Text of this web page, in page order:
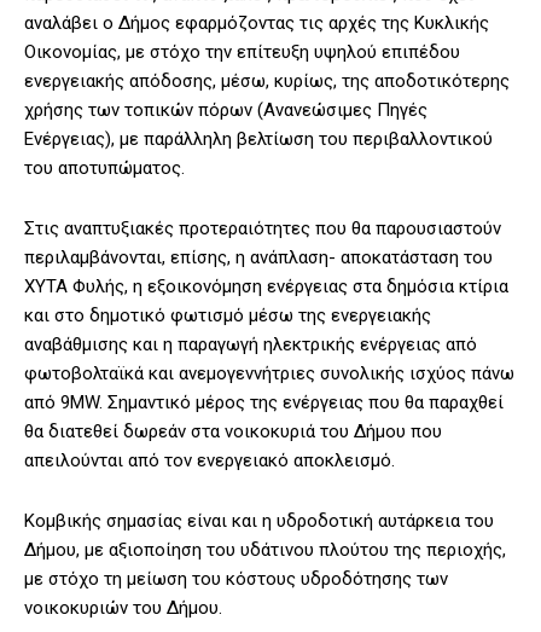
αναλάβει ο Δήμος εφαρμόζοντας τις αρχές της Κυκλικής
Οικονομίας, με στόχο την επίτευξη υψηλού επιπέδου
ενεργειακής απόδοσης, μέσω, κυρίως, της αποδοτικότερης
χρήσης των τοπικών πόρων (Ανανεώσιμες Πηγές
Ενέργειας), με παράλληλη βελτίωση του περιβαλλοντικού
του αποτυπώματος.
Στις αναπτυξιακές προτεραιότητες που θα παρουσιαστούν
περιλαμβάνονται, επίσης, η ανάπλαση- αποκατάσταση του
ΧΥΤΑ Φυλής, η εξοικονόμηση ενέργειας στα δημόσια κτίρια
και στο δημοτικό φωτισμό μέσω της ενεργειακής
αναβάθμισης και η παραγωγή ηλεκτρικής ενέργειας από
φωτοβολταϊκά και ανεμογεννήτριες συνολικής ισχύος πάνω
από 9ΜW. Σημαντικό μέρος της ενέργειας που θα παραχθεί
θα διατεθεί δωρεάν στα νοικοκυριά του Δήμου που
απειλούνται από τον ενεργειακό αποκλεισμό.
Κομβικής σημασίας είναι και η υδροδοτική αυτάρκεια του
Δήμου, με αξιοποίηση του υδάτινου πλούτου της περιοχής,
με στόχο τη μείωση του κόστους υδροδότησης των
νοικοκυριών του Δήμου.